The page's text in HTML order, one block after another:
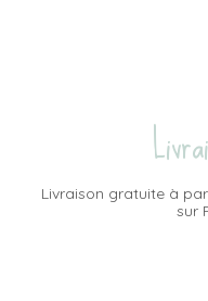
Livraison gratuite à
sur